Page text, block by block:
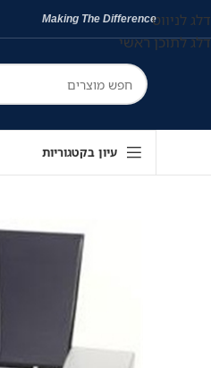
דלג לניווט
דלג לתוכן ראשי
Making The Difference
עיון בקטגוריות